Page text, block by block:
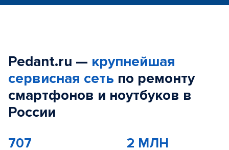
Pedant.ru — крупнейшая
сервисная сеть по ремонту
смартфонов и ноутбуков в
России
707 2 МЛН